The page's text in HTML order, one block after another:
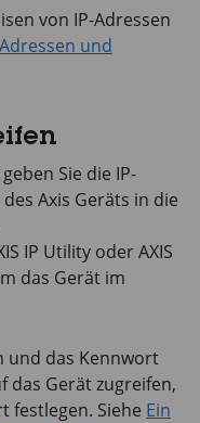
von IP-Adressen
und
Sie die IP-
Axis Geräts in die
IP Utility oderAXIS
das Gerät im
und das Kennwort
das Gerät zugreifen,
festlegen. Siehe Ein